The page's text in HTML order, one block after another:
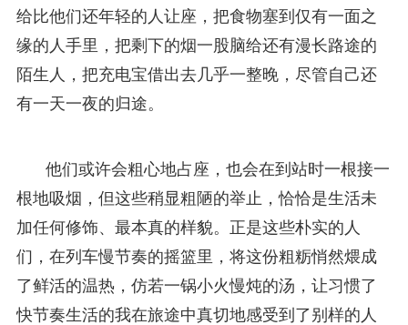
给比他们还年轻的人让座，把食物塞到仅有一面之
缘的人手里，把剩下的烟一股脑给还有漫长路途的
陌生人，把充电宝借出去几乎一整晚，尽管自己还
有一天一夜的归途。
他们或许会粗心地占座，也会在到站时一根接一
根地吸烟，但这些稍显粗陋的举止，恰恰是生活未
加任何修饰、最本真的样貌。正是这些朴实的人
们，在列车慢节奏的摇篮里，将这份粗粝悄然煨成
了鲜活的温热，仿若一锅小火慢炖的汤，让习惯了
快节奏生活的我在旅途中真切地感受到了别样的人